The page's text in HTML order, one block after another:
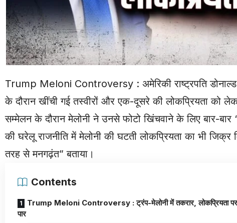
Trump Meloni Controversy : अमेरिकी राष्ट्रपति
के दौरान खींची गई तस्वीरों और एक-दूसरे की लोकप्रियता को
सम्मेलन के दौरान मेलोनी ने उनसे फोटो खिंचवाने के लिए बार-
की घरेलू राजनीति में मेलोनी की घटती लोकप्रियता का भी
तरह से मनगढ़ंत” बताया।
Contents
Trump Meloni Controversy : ट्रंप-मेलोनी में तकरार, लोकप्रियता
पार